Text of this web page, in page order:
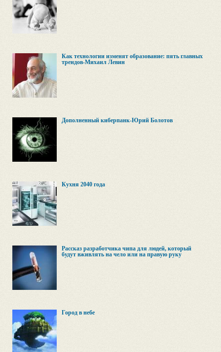
Как технологии изменят образование: пять главных
трендов-Михаил Левин
Дополненный киберпанк-Юрий Болотов
Кухня 2040 года
Рассказ разработчика чипа для людей, который
будут вживлять на чело или на правую руку
Город в небе